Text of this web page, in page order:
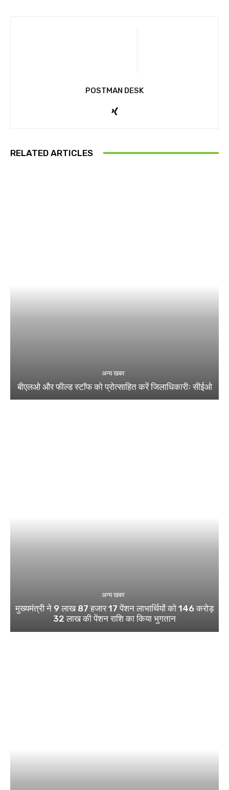
POSTMAN DESK
RELATED ARTICLES
अन्य खबर
बीएलओ और फील्ड स्टॉफ को प्रोत्साहित करें जिलाधिकारीः सीईओ
अन्य खबर
मुख्यमंत्री ने 9 लाख 87 हजार 17 पेंशन लाभार्थियों को 146 करोड़
32 लाख की पेंशन राशि का किया भुगतान